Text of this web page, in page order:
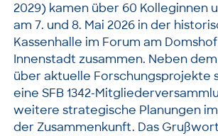
2029) kamen über 60 Kolleginnen
am 7. und 8. Mai 2026 in der
Kassenhalle im Forum am
Innenstadt zusammen. Neben
über aktuelle Forschungsprojekte
eine SFB 1342-
weitere strategische Planungen
der Zusammenkunft. Das